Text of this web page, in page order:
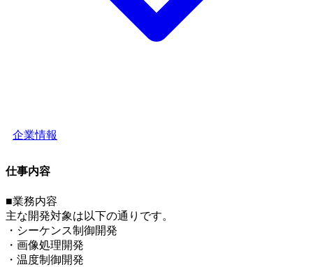
企業情報
仕事内容
■業務内容
主な開発対象は以下の通りです。
・シーケンス制御開発
・画像処理開発
・温度制御開発